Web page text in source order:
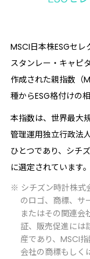
MSCI日本株ESGセ
スタンレー・キャピ
作成された親指数（
種からESG格付けの
本指数は、世界最大
管理運用独立行政法
ひとつであり、シチ
に選定されています。
※ シチズン時計株式
のロゴ、商標、サ
またはその関連会
証、販売促進には
産であり、MSCI
会社の商標もしく